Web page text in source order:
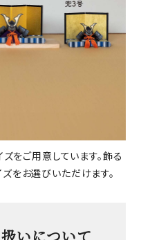
をご用意しています。飾る
をお選びいただけます。
いについて